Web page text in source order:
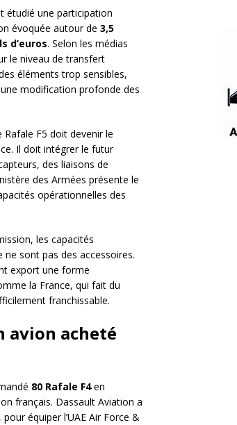
étudié une participation
évoquée autour de 3,5
d’euros. Selon les médias
le niveau de transfert
éléments trop sensibles,
modification profonde des
Rafale F5 doit devenir le
Il doit intégrer le futur
des liaisons de
des Armées présente le
opérationnelles des
les capacités
ne sont pas des accessoires.
export une forme
la France, qui fait du
franchissable.
avion acheté
80 Rafale F4en
français. Dassault Aviation a
équiper l’UAE Air Force &